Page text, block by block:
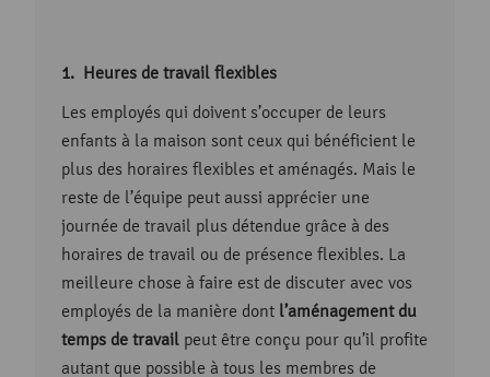
Heures de travail flexibles
Les employés qui doivent s’occuper de leurs
enfants à la maison sont ceux qui bénéficient le
plus des horaires flexibles et aménagés. Mais le
reste de l’équipe peut aussi apprécier une
journée de travail plus détendue grâce à des
horaires de travail ou de présence flexibles. La
meilleure chose à faire est de discuter avec vos
employés de la manière dont l’aménagement du
temps de travail peut être conçu pour qu’il profite
autant que possible à tous les membres de